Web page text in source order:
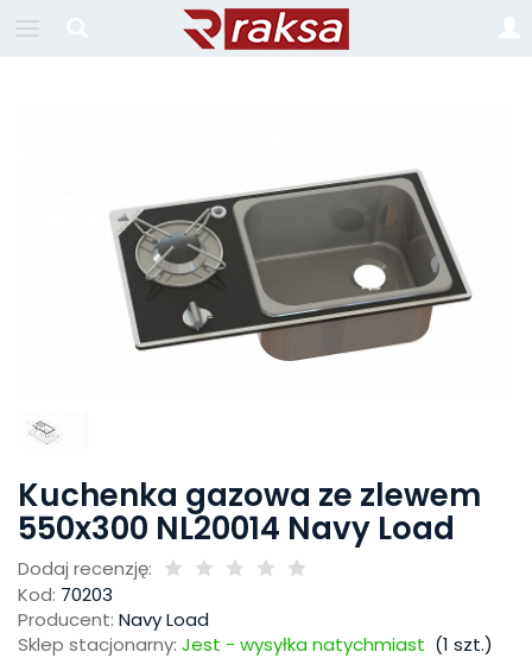
Kuchenka gazowa ze zlewem
550x300 NL20014 Navy Load
Dodaj recenzję:
Kod: 70203
Producent: Navy Load
Sklep stacjonarny: Jest - wysyłka natychmiast (1 szt.)